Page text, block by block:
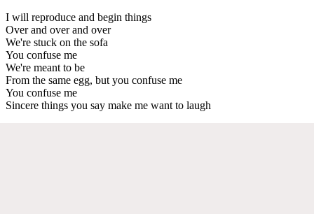
I will reproduce and begin things
Over and over and over
We're stuck on the sofa
You confuse me
We're meant to be
From the same egg, but you confuse me
You confuse me
Sincere things you say make me want to laugh